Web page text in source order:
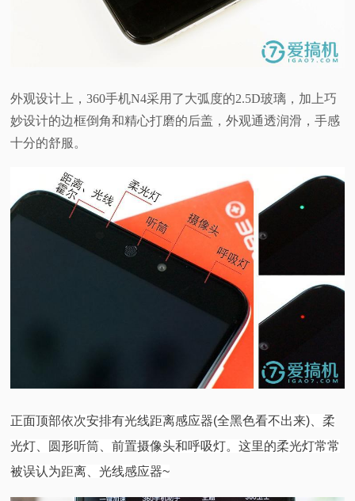
外观设计上，360手机N4采用了大弧度的2.5D玻璃，加上巧
妙设计的边框倒角和精心打磨的后盖，外观通透润滑，手感
十分的舒服。
正面顶部依次安排有光线距离感应器(全黑色看不出来)、柔
光灯、圆形听筒、前置摄像头和呼吸灯。这里的柔光灯常常
被误认为距离、光线感应器~